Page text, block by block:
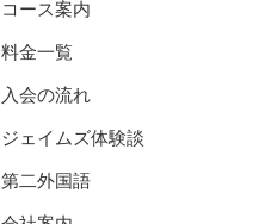
コース案内
料金一覧
入会の流れ
ジェイムズ体験談
第二外国語